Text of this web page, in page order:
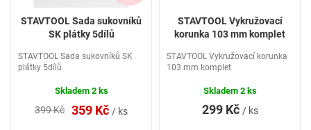
STAVTOOL Sada sukovníků
SK plátky 5dílů
399 Kč 359 Kč / ks
STAVTOOL Sada sukovníků SK
plátky 5dílů
Skladem 2 ks
STAVTOOL Vykružovací
korunka 103 mm komplet
299 Kč / ks
STAVTOOL Vykružovací korunka
103 mm komplet
Skladem 2 ks